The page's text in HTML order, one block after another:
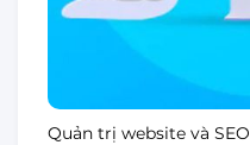
Quản trị website và